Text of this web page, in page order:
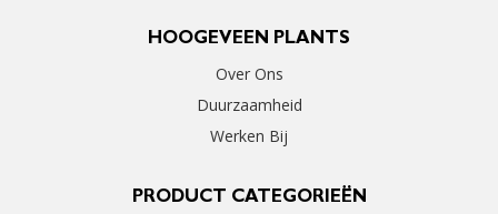
HOOGEVEEN PLANTS
Over Ons
Duurzaamheid
Werken Bij
PRODUCT CATEGORIEËN